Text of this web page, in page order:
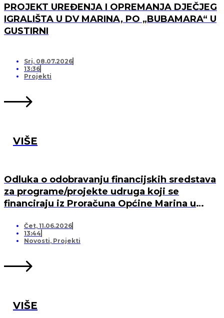
PROJEKT UREĐENJA I OPREMANJA DJEČJEG
IGRALIŠTA U DV MARINA, PO „BUBAMARA“ U
GUSTIRNI
Sri, 08.07.2026
13:36
Projekti
VIŠE
Odluka o odobravanju financijskih sredstava
za programe/projekte udruga koji se
financiraju iz Proračuna Općine Marina u
Čet, 11.06.2026
13:44
Novosti, Projekti
VIŠE